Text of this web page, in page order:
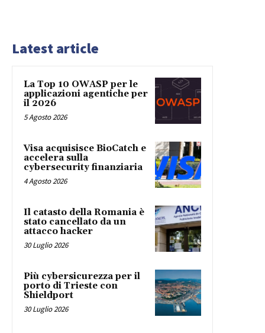
Latest article
La Top 10 OWASP per le
applicazioni agentiche per
il 2026
5 Agosto 2026
Visa acquisisce BioCatch e
accelera sulla
cybersecurity finanziaria
4 Agosto 2026
Il catasto della Romania è
stato cancellato da un
attacco hacker
30 Luglio 2026
Più cybersicurezza per il
porto di Trieste con
Shieldport
30 Luglio 2026